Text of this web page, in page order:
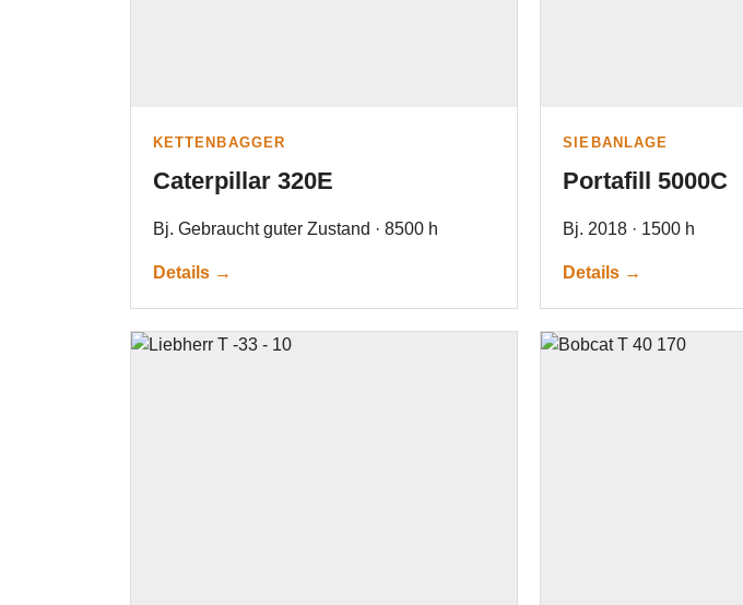
KETTENBAGGER
Caterpillar 320E
Bj. Gebraucht guter Zustand · 8500 h
Details →
SIEBANLAGE
Portafill 5000C
Bj. 2018 · 1500 h
Details →